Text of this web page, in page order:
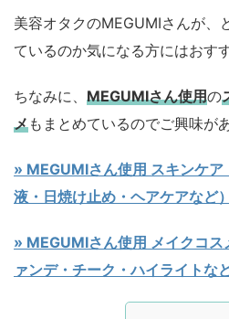
美容オタクのMEGUMIさんが、
ているのか気になる方にはおす
ちなみに、 MEGUMIさん使用の
メもまとめているのでご興味が
» MEGUMIさん使用 スキンケ
液・日焼け止め・ヘアケアなど）
» MEGUMIさん使用 メイクコ
ァンデ・チーク・ハイライトなど